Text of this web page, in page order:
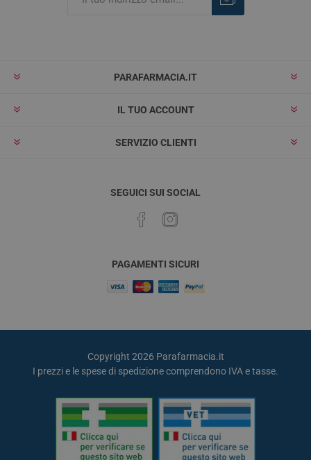
PARAFARMACIA.IT
IL TUO ACCOUNT
SERVIZIO CLIENTI
SEGUICI SUI SOCIAL
PAGAMENTI SICURI
Copyright 2026 Parafarmacia.it
I prezzi e le spese di spedizione comprendono IVA e tasse.